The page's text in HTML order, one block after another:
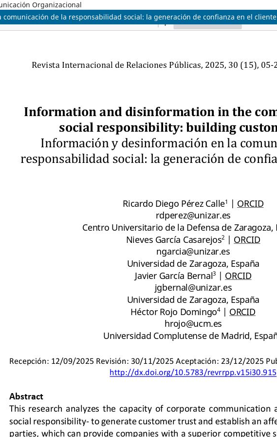
Organizacional
de la responsabilidad social: la generación de confianza en el cliente